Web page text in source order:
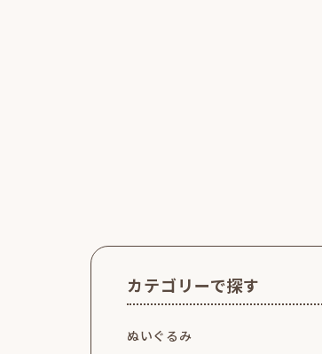
カテゴリーで探す
ぬいぐるみ